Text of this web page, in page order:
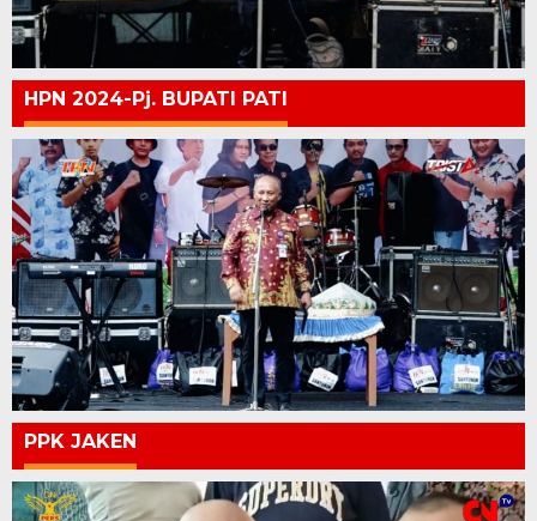
HPN 2024-Pj. BUPATI PATI
PPK JAKEN